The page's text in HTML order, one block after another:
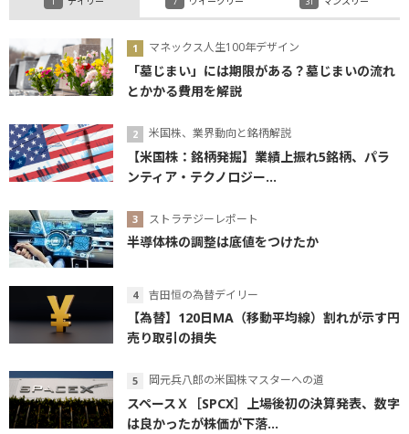
マネックス人生100年デザイン
「墓じまい」には期限がある？墓じまいの流れ
とかかる費用を解説
米国株、業界動向と銘柄解説
【米国株：銘柄発掘】業績上振れ5銘柄、パラ
ンティア・テクノロジー...
ストラテジーレポート
半導体株の調整は底値をつけたか
吉田恒の為替デイリー
【為替】120日MA（移動平均線）割れが示す円
売り取引の損失
岡元兵八郎の米国株マスターへの道
スペースＸ［SPCX］上場後初の決算発表、数字
は良かったが株価が下落...